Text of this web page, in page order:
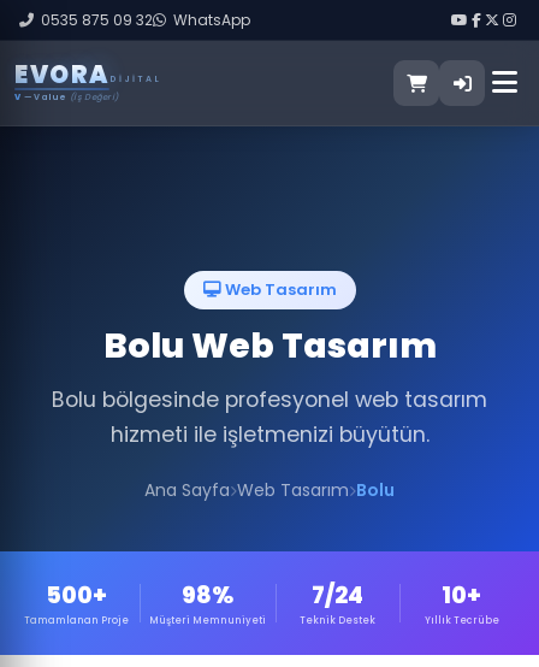
0535 875 09 32 WhatsApp
EVORA DIJITAL
V — Value (İş Değeri)
Web Tasarım
Bolu Web Tasarım
Bolu bölgesinde profesyonel web tasarım
hizmeti ile işletmenizi büyütün.
Ana Sayfa Web Tasarım Bolu
500+
Tamamlanan Proje
98%
Müşteri Memnuniyeti
7/24
Teknik Destek
10+
Yıllık Tecrübe